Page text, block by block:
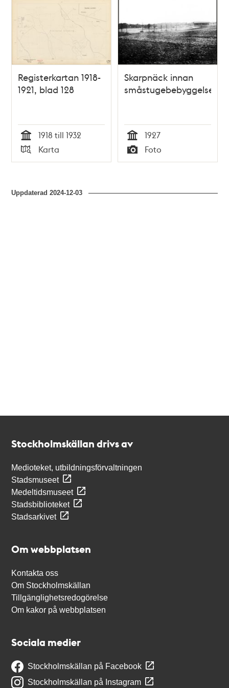
Registerkartan 1918-
1921, blad 128
Tid
1918 till 1932
Typ
Karta
Skarpnäck innan
småstugebebyggelse
Tid
1927
Typ
Foto
Uppdaterad2024-12-03
Stockholmskällan drivs av
Medioteket, utbildningsförvaltningen
Stadsmuseet
Medeltidsmuseet
Stadsbiblioteket
Stadsarkivet
Om webbplatsen
Kontakta oss
Om Stockholmskällan
Tillgänglighetsredogörelse
Om kakor på webbplatsen
Sociala medier
Stockholmskällan på Facebook
Stockholmskällan på Instagram